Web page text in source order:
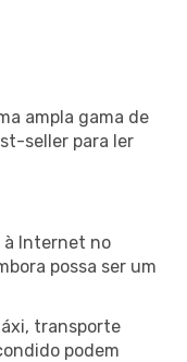
ampla gama de
seller para ler
à Internet no
possa ser um
transporte
podem